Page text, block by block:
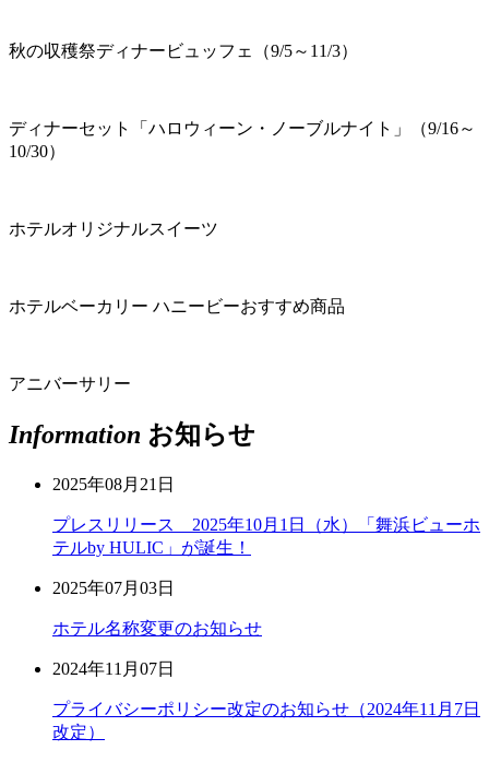
秋の収穫祭ディナービュッフェ（9/5～11/3）
ディナーセット「ハロウィーン・ノーブルナイト」（9/16～
10/30）
ホテルオリジナルスイーツ
ホテルベーカリー ハニービーおすすめ商品
アニバーサリー
Information お知らせ
2025年08月21日
プレスリリース 2025年10月1日（水）「舞浜ビューホ
テルby HULIC」が誕生！
2025年07月03日
ホテル名称変更のお知らせ
2024年11月07日
プライバシーポリシー改定のお知らせ（2024年11月7日
改定）